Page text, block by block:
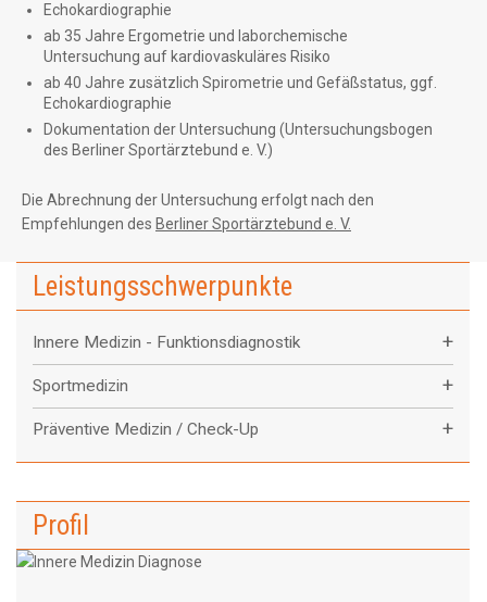
Echokardiographie
ab 35 Jahre Ergometrie und laborchemische
Untersuchung auf kardiovaskuläres Risiko
ab 40 Jahre zusätzlich Spirometrie und Gefäßstatus, ggf.
Echokardiographie
Dokumentation der Untersuchung (Untersuchungsbogen
des Berliner Sportärztebund e. V.)
Die Abrechnung der Untersuchung erfolgt nach den
Empfehlungen des Berliner Sportärztebund e. V.
Leistungsschwerpunkte
Innere Medizin - Funktionsdiagnostik +
Sportmedizin +
Präventive Medizin / Check-Up +
Profil